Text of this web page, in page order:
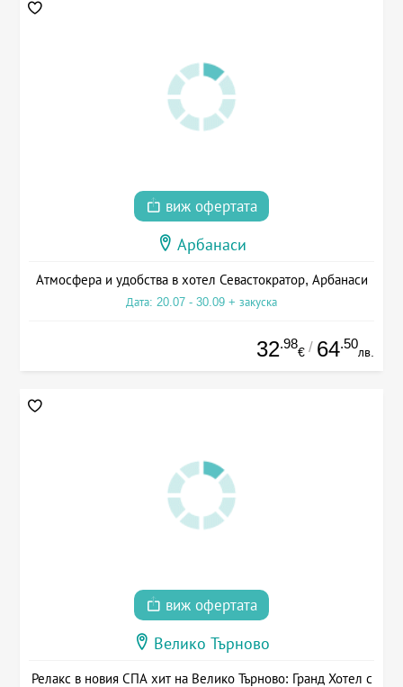
виж офертата
Арбанаси
Атмосфера и удобства в хотел Севастократор, Арбанаси
Дата: 20.07 - 30.09 + закуска
32.98
€ / 64.50
лв.
виж офертата
Велико Търново
Релакс в новия СПА хит на Велико Търново: Гранд Хотел с